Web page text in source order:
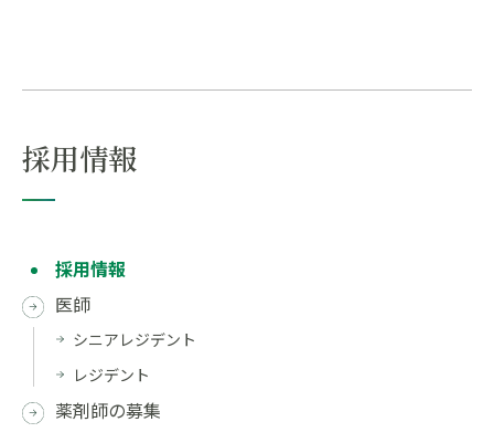
採用情報
採用情報
医師
シニアレジデント
レジデント
薬剤師の募集